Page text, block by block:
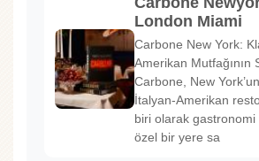
London Miami
Carbone New York:
Amerikan Mutfağının
Carbone, New
İtalyan-Amerikan
biri olarak gastronomi
özel bir yere sa